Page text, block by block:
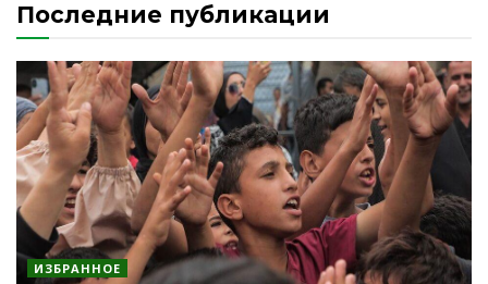
Последние публикации
ИЗБРАННОЕ